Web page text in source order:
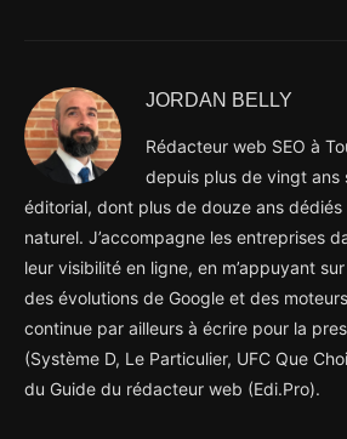
JORDAN BELLY
Rédacteur web SEO à
depuis plus de vingt ans
éditorial, dont plus de douze ans
naturel. J’accompagne les entreprises
leur visibilité en ligne, en m’appuyant
des évolutions de Google et des
continue par ailleurs à écrire pour la
(Système D, Le Particulier, UFC Que
du Guide du rédacteur web (Edi.Pro).